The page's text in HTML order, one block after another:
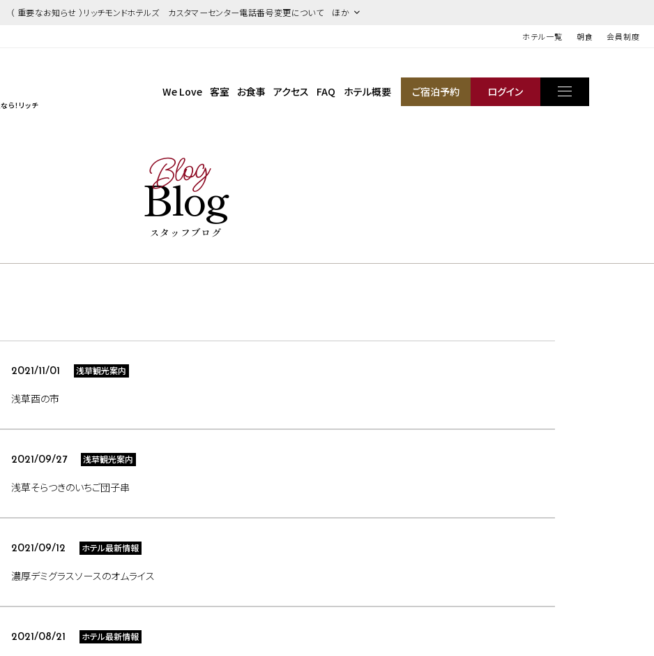
（ 重要なお知らせ ）リッチモンドホテルズ カスタマーセンター電話番号変更について ほか
ホテル一覧 朝食 会員制度
ら！リッチ
We Love 客室 お食事 アクセス FAQ ホテル概要 ご宿泊予約 ログイン
Blog
Blog
スタッフブログ
2021/11/01 浅草観光案内
浅草酉の市
2021/09/27 浅草観光案内
浅草そらつきのいちご団子串
2021/09/12 ホテル最新情報
濃厚デミグラスソースのオムライス
2021/08/21 ホテル最新情報